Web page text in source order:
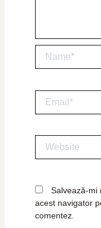
Salvează-mi
acest navigator
comentez.